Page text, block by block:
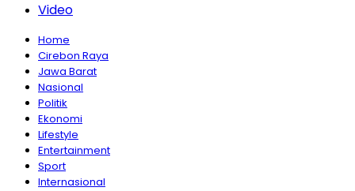
Video
Home
Cirebon Raya
Jawa Barat
Nasional
Politik
Ekonomi
Lifestyle
Entertainment
Sport
Internasional